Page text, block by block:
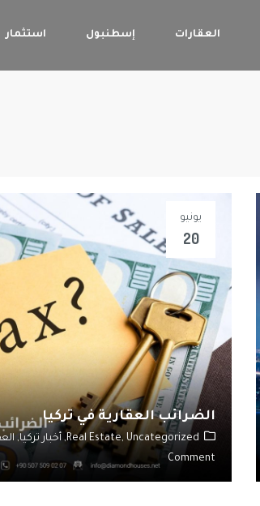
العقارات إسطنبول استثمار
يونيو
20
الضرائب العقارية في تركيا
Real Estate, Uncategorized, أخبار تركيا,
Comment